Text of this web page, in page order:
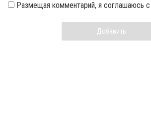
Размещая комментарий, я соглашаюсь с
Добавить